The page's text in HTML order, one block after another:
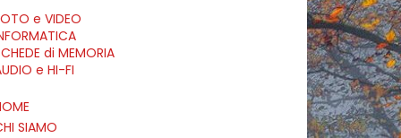
e VIDEO
di MEMORIA
e HI-FI
SIAMO